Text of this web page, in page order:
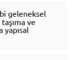
geleneksel
ve
yapısal